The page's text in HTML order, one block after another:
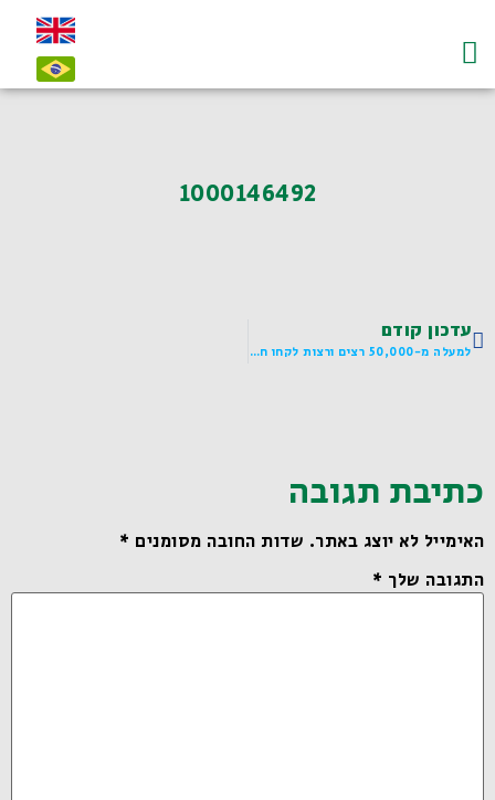
1000146492
עדכון קודם
למעלה מ-50,000 רצים ורצות לקחו חלק במרתון תל אביב!
כתיבת תגובה
האימייל לא יוצג באתר. שדות החובה מסומנים *
התגובה שלך *